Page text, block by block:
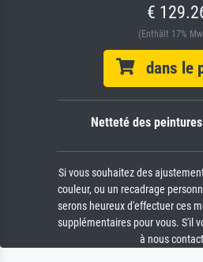
€
(Enthält 17%
dans le
Netteté des peintures
Si vous souhaitez des
couleur, ou un recadrage
serons heureux d'effectuer ces
supplémentaires pour vous. S'il
à nous